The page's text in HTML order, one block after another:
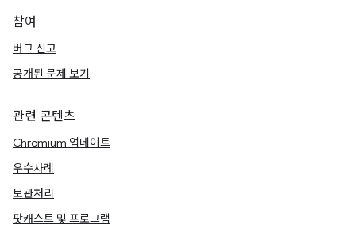
참여
버그 신고
공개된 문제 보기
관련 콘텐츠
Chromium 업데이트
우수사례
보관처리
팟캐스트 및 프로그램